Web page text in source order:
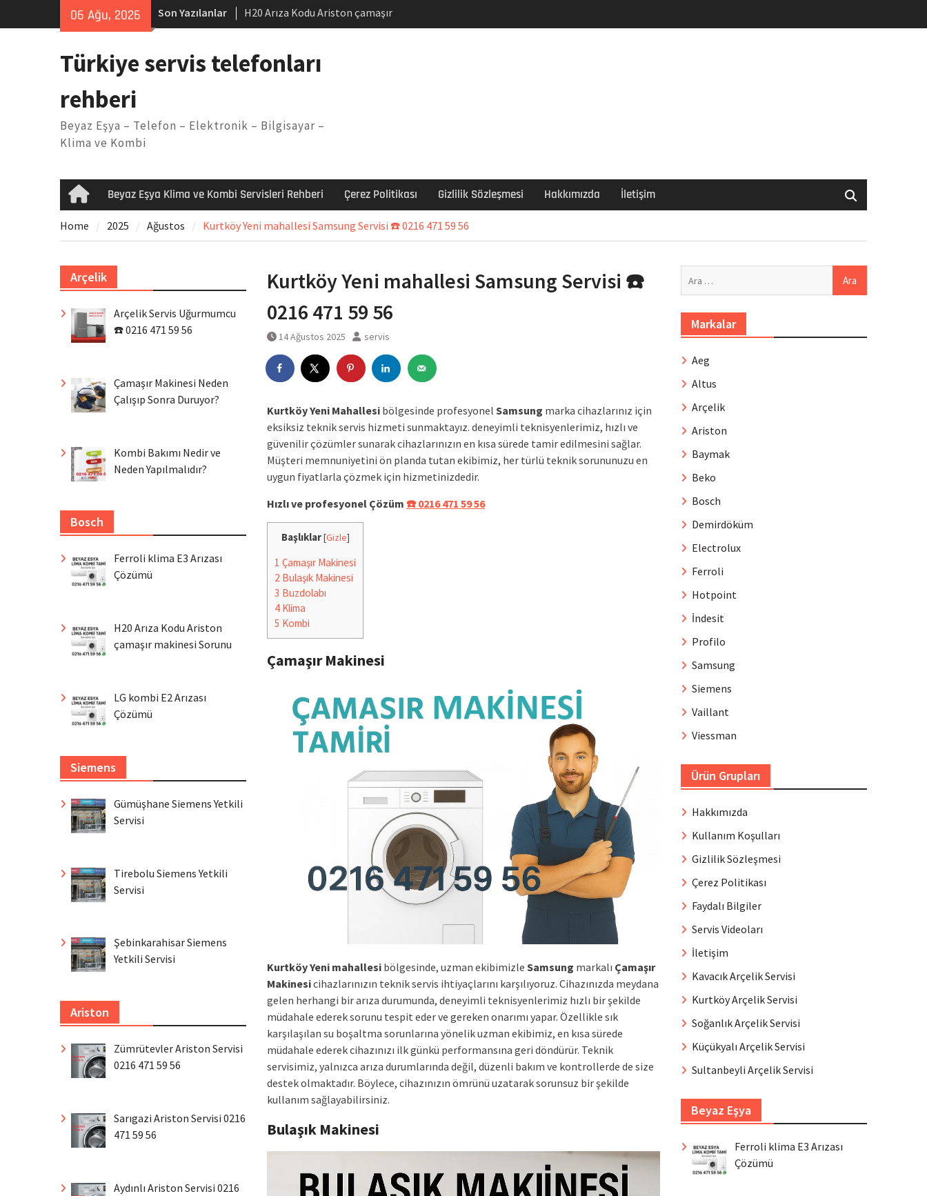
06 Ağu, 2026 Son Yazılanlar
H20 Arıza Kodu Ariston çamaşır
makinesi Sorunu
Arçelik buzdolabı F5 Hatası Çözüm
Ferroli klima E3 Arızası Çözümü
Türkiye servis telefonları
rehberi
Beyaz Eşya – Telefon – Elektronik – Bilgisayar –
Klima ve Kombi
HomeBeyaz Eşya Klima ve Kombi Servisleri Rehberi Çerez Politikası Gizlilik Sözleşmesi Hakkımızda İletişim
Home 2025 Ağustos Kurtköy Yeni mahallesi Samsung Servisi ☎️ 0216 471 59 56
Kurtköy Yeni mahallesi Samsung Servisi ☎️
0216 471 59 56
14 Ağustos 2025 servis
Kurtköy Yeni Mahallesi bölgesinde profesyonel Samsung marka cihazlarınız için
eksiksiz teknik servis hizmeti sunmaktayız. deneyimli teknisyenlerimiz, hızlı ve
güvenilir çözümler sunarak cihazlarınızın en kısa sürede tamir edilmesini sağlar.
Müşteri memnuniyetini ön planda tutan ekibimiz, her türlü teknik sorununuzu en
uygun fiyatlarla çözmek için hizmetinizdedir.
Hızlı ve profesyonel Çözüm ☎️ 0216 471 59 56
Başlıklar [Gizle]
1 Çamaşır Makinesi
2 Bulaşık Makinesi
3 Buzdolabı
4 Klima
5 Kombi
Çamaşır Makinesi
Kurtköy Yeni mahallesi bölgesinde, uzman ekibimizle Samsung markalı Çamaşır
Makinesicihazlarınızın teknik servis ihtiyaçlarını karşılıyoruz. Cihazınızda meydana
gelen herhangi bir arıza durumunda, deneyimli teknisyenlerimiz hızlı bir şekilde
müdahale ederek sorunu tespit eder ve gereken onarımı yapar. Özellikle sık
karşılaşılan su boşaltma sorunlarına yönelik uzman ekibimiz, en kısa sürede
müdahale ederek cihazınızı ilk günkü performansına geri döndürür. Teknik
servisimiz, yalnızca arıza durumlarında değil, düzenli bakım ve kontrollerde de size
destek olmaktadır. Böylece, cihazınızın ömrünü uzatarak sorunsuz bir şekilde
kullanım sağlayabilirsiniz.
Bulaşık Makinesi
Markalar
Aeg
Altus
Arçelik
Ariston
Baymak
Beko
Bosch
Demirdöküm
Electrolux
Ferroli
Hotpoint
İndesit
Profilo
Samsung
Siemens
Vaillant
Viessman
Ürün Grupları
Hakkımızda
Kullanım Koşulları
Gizlilik Sözleşmesi
Çerez Politikası
Faydalı Bilgiler
Servis Videoları
İletişim
Kavacık Arçelik Servisi
Kurtköy Arçelik Servisi
Soğanlık Arçelik Servisi
Küçükyalı Arçelik Servisi
Sultanbeyli Arçelik Servisi
Beyaz Eşya
Ferroli klima E3 Arızası
Çözümü
Arçelik
Arçelik Servis Uğurmumcu
☎️ 0216 471 59 56
Çamaşır Makinesi Neden
Çalışıp Sonra Duruyor?
Kombi Bakımı Nedir ve
Neden Yapılmalıdır?
Bosch
Ferroli klima E3 Arızası
Çözümü
H20 Arıza Kodu Ariston
çamaşır makinesi Sorunu
LG kombi E2 Arızası
Çözümü
Siemens
Gümüşhane Siemens Yetkili
Servisi
Tirebolu Siemens Yetkili
Servisi
Şebinkarahisar Siemens
Yetkili Servisi
Ariston
Zümrütevler Ariston Servisi
0216 471 59 56
Sarıgazi Ariston Servisi 0216
471 59 56
Aydınlı Ariston Servisi 0216